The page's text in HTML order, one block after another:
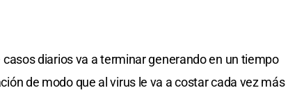
diarios va a terminar generando en un tiempo
de modo que al virus le va a costar cada vez más